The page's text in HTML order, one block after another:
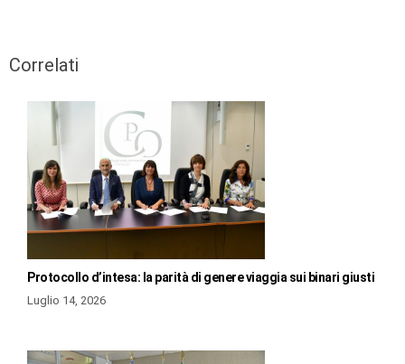
Correlati
Protocollo d’intesa: la parità di genere viaggia sui binari giusti
Luglio 14, 2026